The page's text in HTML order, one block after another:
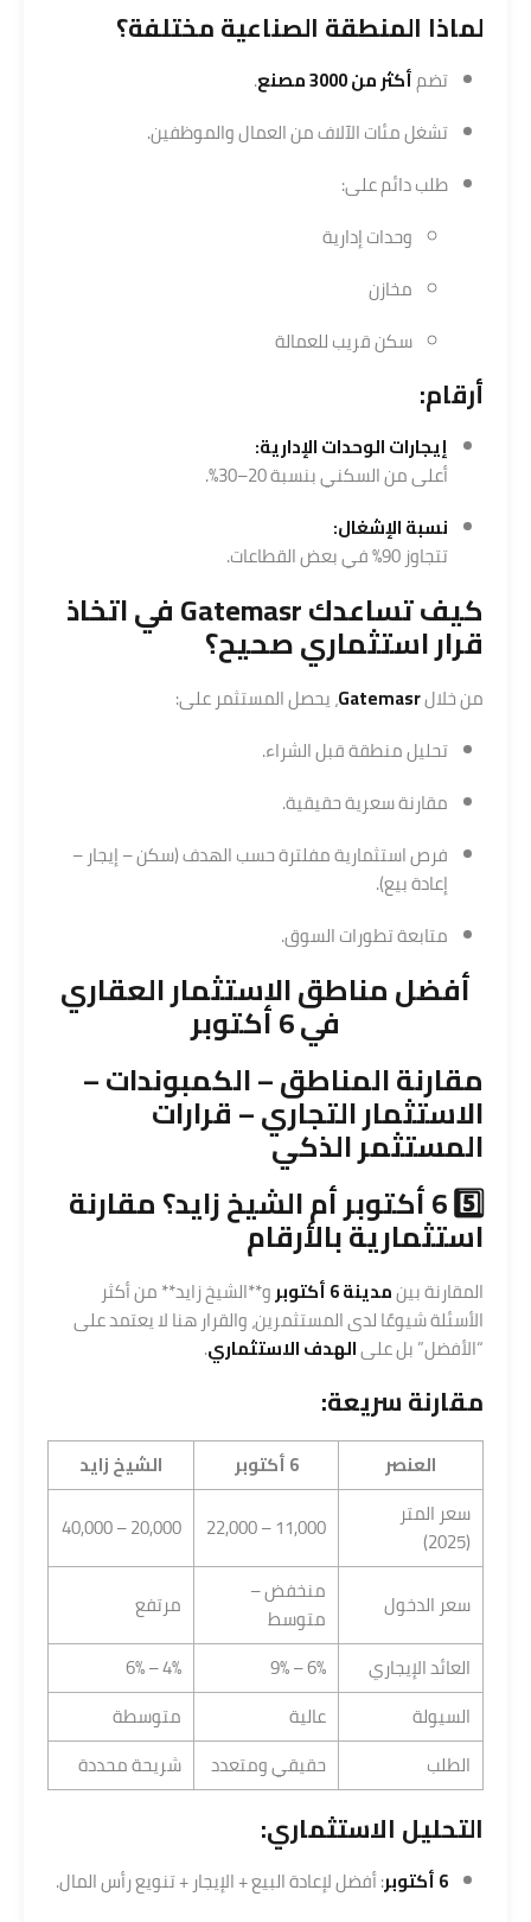
لماذا المنطقة الصناعية مختلفة؟
تضمأكثر من 3000 مصنع
.
تشغل مئات الآلاف من العمال والموظفين.
طلب دائم على:
وحدات إدارية
مخازن
سكن قريب للعمالة
أرقام:
إيجارات الوحدات الإدارية:
أعلى من السكني بنسبة 20–30%.
نسبة الإشغال:
تتجاوز 90% في بعض القطاعات.
كيف تساعدكGatemasrفي اتخاذ
قرار استثماري صحيح؟
من خلالGatemasr، يحصل المستثمر على:
تحليل منطقة قبل الشراء.
مقارنة سعرية حقيقية.
فرص استثمارية مفلترة حسب الهدف (سكن – إيجار –
إعادة بيع).
متابعة تطورات السوق.
أفضل مناطقالاستثمار العقاري
في 6 أكتوبر
مقارنة المناطق – الكمبوندات –
الاستثمار التجاري– قرارات
المستثمر الذكي
5️⃣ 6 أكتوبر أم الشيخ زايد؟ مقارنة
استثمارية بالأرقام
المقارنة بينمدينة 6 أكتوبر و**الشيخ زايد** من أكثر
الأسئلة شيوعًا لدى المستثمرين، والقرار هنا لا يعتمد على
“الأفضل” بل علىالهدف الاستثماري.
مقارنة سريعة:
العنصر 6 أكتوبر
الشيخ زايد
سعر المتر
(2025)
11,000 – 22,000
20,000 – 40,000
سعر الدخول
منخفض –
متوسط
مرتفع
العائد الإيجاري
6% – 9%
4% – 6%
السيولة
عالية
متوسطة
الطلب
حقيقي ومتعدد شريحة محددة
التحليل الاستثماري:
6 أكتوبر
: أفضل لإعادة البيع + الإيجار + تنويع رأس المال.